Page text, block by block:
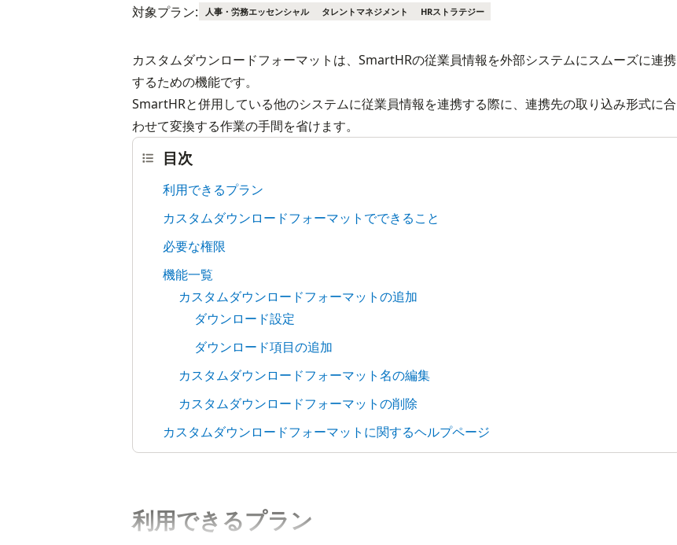
対象プラン: 人事・労務エッセンシャル タレントマネジメント HRストラテジー
カスタムダウンロードフォーマットは、SmartHRの従業員情報を外部システムにスムーズに連携
するための機能です。
SmartHRと併用している他のシステムに従業員情報を連携する際に、連携先の取り込み形式に合
わせて変換する作業の手間を省けます。
目次
利用できるプラン
カスタムダウンロードフォーマットでできること
必要な権限
機能一覧
カスタムダウンロードフォーマットの追加
ダウンロード設定
ダウンロード項目の追加
カスタムダウンロードフォーマット名の編集
カスタムダウンロードフォーマットの削除
カスタムダウンロードフォーマットに関するヘルプページ
利用できるプラン